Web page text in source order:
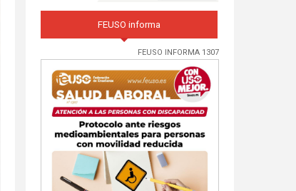
FEUSO informa
FEUSO INFORMA 1307